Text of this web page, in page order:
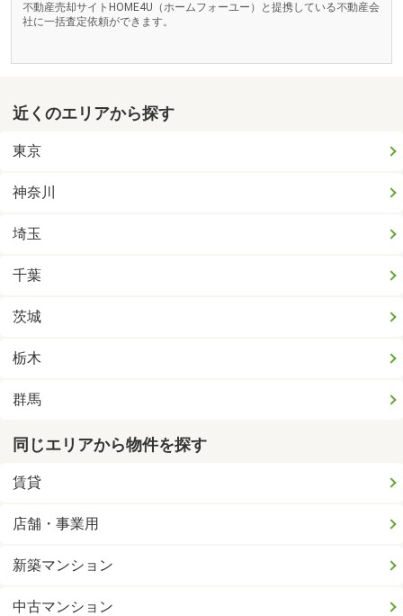
不動産売却サイトHOME4U（ホームフォーユー）と提携している不動産会
社に一括査定依頼ができます。
近くのエリアから探す
東京
神奈川
埼玉
千葉
茨城
栃木
群馬
同じエリアから物件を探す
賃貸
店舗・事業用
新築マンション
中古マンション